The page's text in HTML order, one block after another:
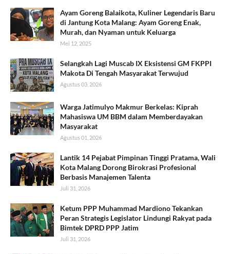
Ayam Goreng Balaikota, Kuliner Legendaris Baru
di Jantung Kota Malang: Ayam Goreng Enak,
Murah, dan Nyaman untuk Keluarga
Mei 12, 2025
Selangkah Lagi Muscab IX Eksistensi GM FKPPI
Makota Di Tengah Masyarakat Terwujud
Agustus 03, 2026
Warga Jatimulyo Makmur Berkelas: Kiprah
Mahasiswa UM BBM dalam Memberdayakan
Masyarakat
Agustus 01, 2026
Lantik 14 Pejabat Pimpinan Tinggi Pratama, Wali
Kota Malang Dorong Birokrasi Profesional
Berbasis Manajemen Talenta
Juli 31, 2026
Ketum PPP Muhammad Mardiono Tekankan
Peran Strategis Legislator Lindungi Rakyat pada
Bimtek DPRD PPP Jatim
Juli 31, 2026